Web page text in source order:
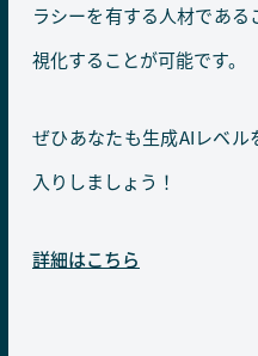
ラシーを有する人材であ
視化することが可能です。
ぜひあなたも生成AIレベ
入りしましょう！
詳細はこちら